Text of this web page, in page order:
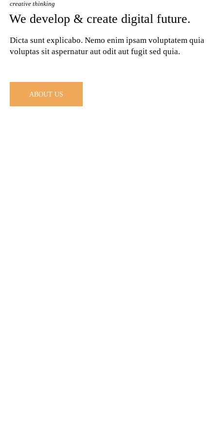
creative thinking
We develop & create digital future.
Dicta sunt explicabo. Nemo enim ipsam voluptatem quia
voluptas sit aspernatur aut odit aut fugit sed quia.
ABOUT US